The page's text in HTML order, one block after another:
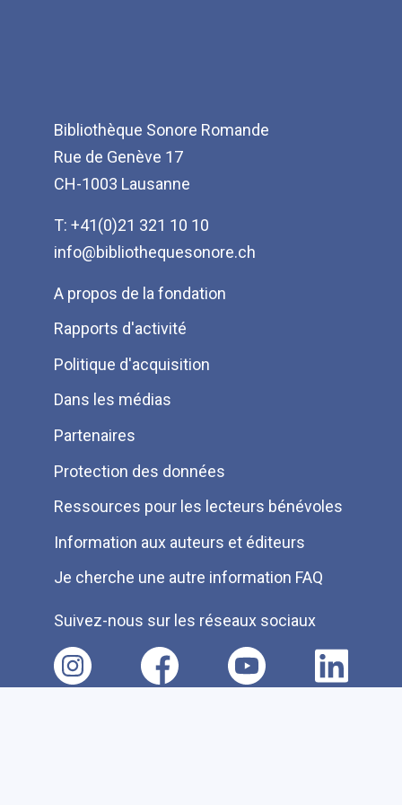
Bibliothèque Sonore Romande
Rue de Genève 17
CH-1003 Lausanne
T: +41(0)21 321 10 10
info@bibliothequesonore.ch
Menu
Pied
de
page
A propos de la fondation
Rapports d'activité
Politique d'acquisition
Dans les médias
Partenaires
Protection des données
Ressources pour les lecteurs bénévoles
Information aux auteurs et éditeurs
Je cherche une autre information FAQ
Suivez-nous sur les réseaux sociaux